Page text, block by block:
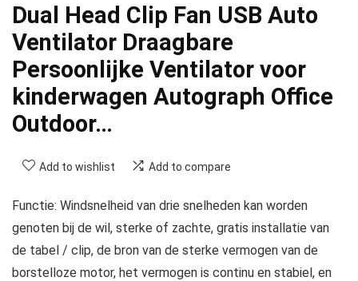
Dual Head Clip Fan USB Auto
Ventilator Draagbare
Persoonlijke Ventilator voor
kinderwagen Autograph Office
Outdoor…
Add to wishlist Add to compare
Functie: Windsnelheid van drie snelheden kan worden
genoten bij de wil, sterke of zachte, gratis installatie van
de tabel / clip, de bron van de sterke vermogen van de
borstelloze motor, het vermogen is continu en stabiel, en